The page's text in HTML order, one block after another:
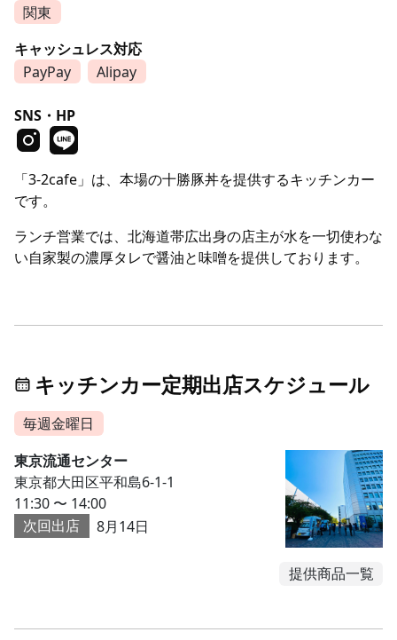
関東
キャッシュレス対応
PayPay
Alipay
SNS・HP
「3-2cafe」は、本場の十勝豚丼を提供するキッチンカー
です。
ランチ営業では、北海道帯広出身の店主が水を一切使わな
い自家製の濃厚タレで醤油と味噌を提供しております。
キッチンカー定期出店スケジュール
毎週金曜日
東京流通センター
東京都大田区平和島6-1-1
11:30 〜 14:00
次回出店
8月14日
提供商品一覧